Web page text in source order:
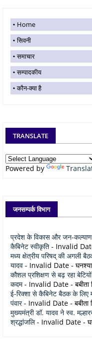
Home
सिवनी
समाचार
सम्पादकीय
कौन-क्या है
TRANSLATE
Powered by
जनसम्पर्क विभाग
प्रदेश के विकास और जन-
कैबिनेट स्वीकृति - Invalid
मध्य क्षेत्रीय परिषद् की अगली
यादव - Invalid Date -
कौशल प्रशिक्षण से बढ़ रहा
कदम- Invalid Date - बबीता
ई-रिक्शा से कैबिनेट बैठक के लिए
पंवार- Invalid Date - बबीता
मुख्यमंत्री डॉ. यादव ने स्व.
श्रद्धांजलि- Invalid Date -